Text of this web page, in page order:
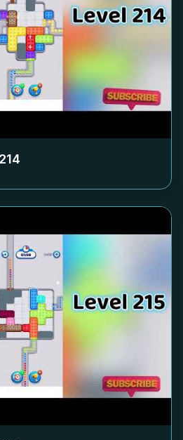
214